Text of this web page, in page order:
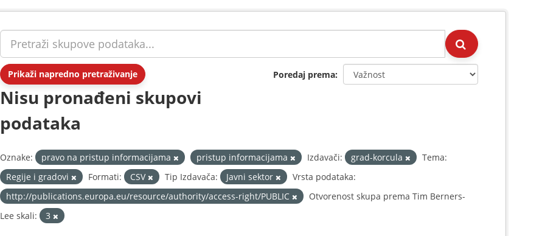
Prikaži napredno pretraživanje Poredaj prema
Nisu pronađeni skupovi
podataka
Oznake: pravo na pristup informacijama pristup informacijama Izdavači: grad-korcula
Tema:
Regije i gradovi
Formati: CSV Tip Izdavača: Javni sektor
Vrsta podataka:
http://publications.europa.eu/resource/authority/access-right/PUBLIC
Otvorenost skupa prema Tim Berners-
Lee skali:
3